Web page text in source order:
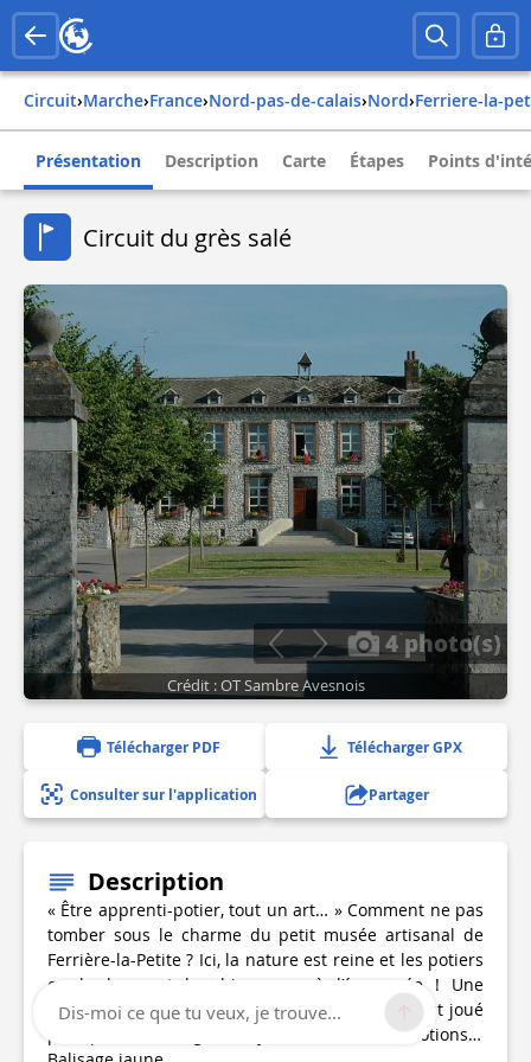
Circuit› Marche› france› nord-pas-de-calais› nord› ferriere-la-
Présentation Description Carte Étapes Points
Circuit du grès salé
4 photo(s)
Crédit : OT Sambre Avesnois
Télécharger PDF Télécharger GPX
Consulter sur l'application Partager
Description
« Être apprenti-potier, tout un art… » Comment ne pas
tomber sous le charme du petit musée artisanal de
Ferrière-la-Petite ? Ici, la nature est reine et les potiers
en herbe sont les bienvenus à l’écomusée ! Une
balade sur la voie verte et le tour (du potier) est joué
pour passer une agréable journée riche en émotions…
Dis-moi ce que tu veux, je trouve...